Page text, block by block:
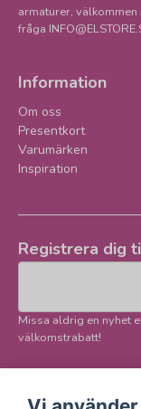
armaturer, välkommen
fråga
Information
Om oss
Presentkort
Varumärken
Inspiration
Registrera dig
Missa aldrig en nyhet
välkomstrabatt!